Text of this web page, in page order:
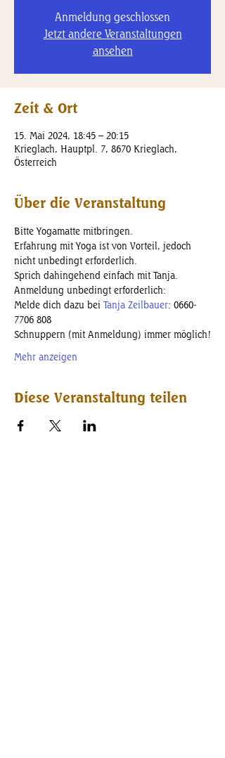
Anmeldung geschlossen
Jetzt andere Veranstaltungen
ansehen
Zeit & Ort
15. Mai 2024, 18:45 – 20:15
Krieglach, Hauptpl. 7, 8670 Krieglach,
Österreich
Über die Veranstaltung
Bitte Yogamatte mitbringen.
Erfahrung mit Yoga ist von Vorteil, jedoch
nicht unbedingt erforderlich.
Sprich dahingehend einfach mit Tanja.
Anmeldung unbedingt erforderlich:
Melde dich dazu bei Tanja Zeilbauer: 0660-
7706 808
Schnuppern (mit Anmeldung) immer möglich!
Mehr anzeigen
Diese Veranstaltung teilen